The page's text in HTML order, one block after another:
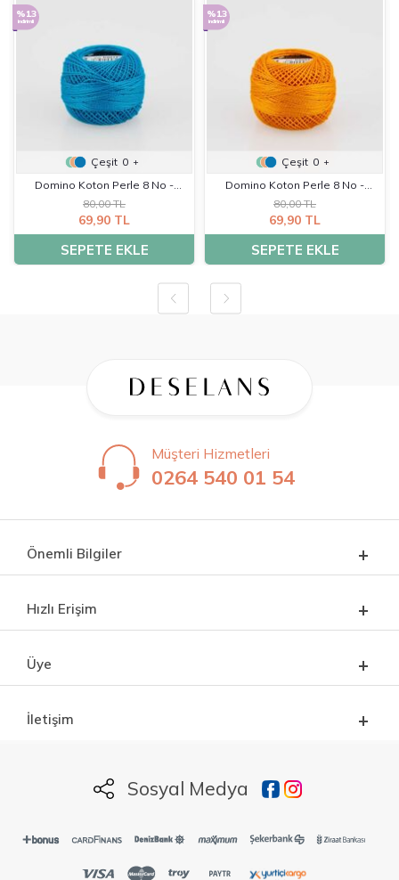
%13
indirimli
Çeşit 0 +
Domino Koton Perle 8 No -
K0217
80,00 TL
69,90 TL
SEPETE EKLE
%13
indirimli
Çeşit 0 +
Domino Koton Perle 8 No -
K0227
80,00 TL
69,90 TL
SEPETE EKLE
Müşteri Hizmetleri
0264 540 01 54
Önemli Bilgiler
Hızlı Erişim
Üye
İletişim
Sosyal Medya